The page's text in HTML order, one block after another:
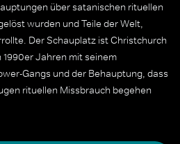
über satanischen rituellen
wurden und Teile der Welt,
Der Schauplatz ist Christchurch
Jahren mit seinem
Gangs und der Behauptung, dass
rituellen Missbrauch begehen